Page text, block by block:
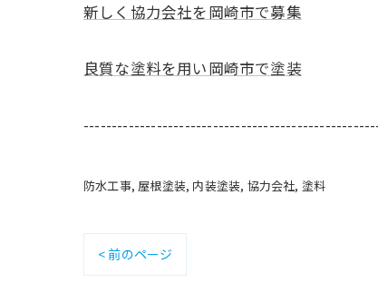
新しく協力会社を岡崎市で募集
良質な塗料を用い岡崎市で塗装
防水工事 屋根塗装 内装塗装 協力会社 塗料
< 前のページ